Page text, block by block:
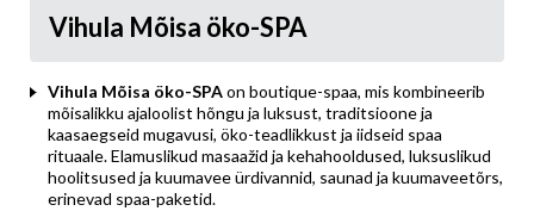
Vihula Mõisa öko-SPA
Vihula Mõisa öko-SPAon boutique-spaa, mis kombineerib
mõisalikku ajaloolist hõngu ja luksust, traditsioone ja
kaasaegseid mugavusi, öko-teadlikkust ja iidseid spaa
rituaale. Elamuslikud masaažid ja kehahooldused, luksuslikud
hoolitsused ja kuumavee ürdivannid, saunad ja kuumaveetõrs,
erinevad spaa-paketid.